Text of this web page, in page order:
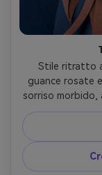
Stile ritratto
guance rosate
sorriso morbido,
come strisce
di neve a
fresca, rilievo
invernale
85 mm,